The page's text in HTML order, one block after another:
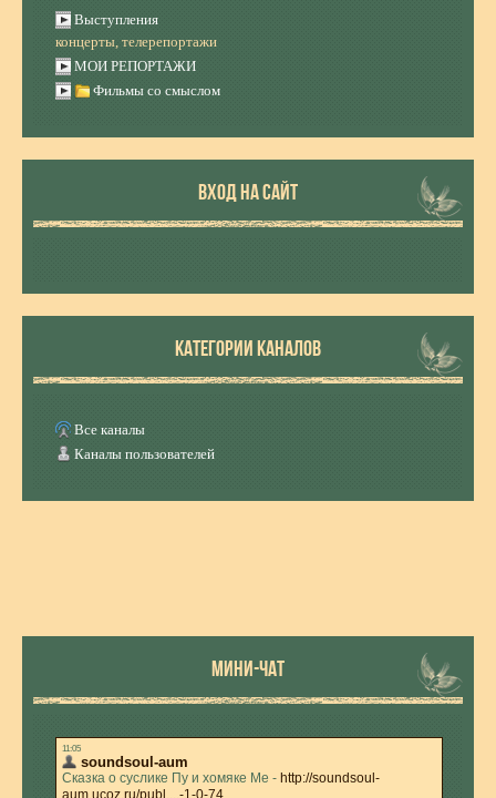
Выступления
концерты, телерепортажи
МОИ РЕПОРТАЖИ
Фильмы со смыслом
ВХОД НА САЙТ
КАТЕГОРИИ КАНАЛОВ
Все каналы
Каналы пользователей
МИНИ-ЧАТ